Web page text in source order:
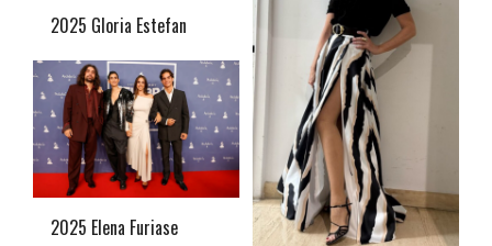
2025 Gloria Estefan
2025 Elena Furiase